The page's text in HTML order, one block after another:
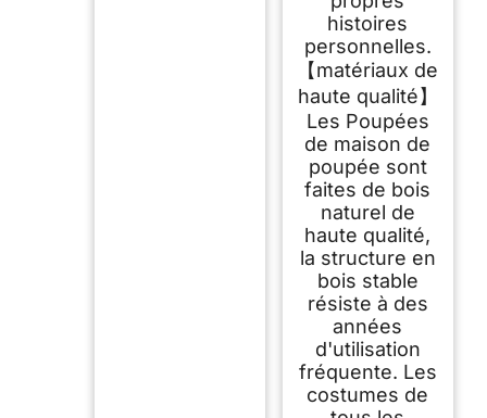
histoires
personnelles.
【matériaux de
haute qualité】
Les Poupées
de maison de
poupée sont
faites de bois
naturel de
haute qualité,
la structure en
bois stable
résiste à des
années
d'utilisation
fréquente. Les
costumes de